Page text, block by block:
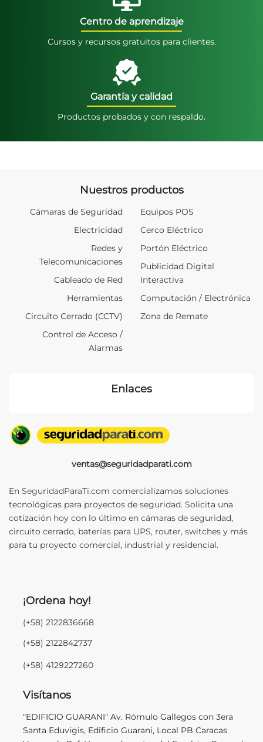
Centro de aprendizaje
Cursos y recursos gratuitos para clientes.
Garantía y calidad
Productos probados y con respaldo.
ventas@seguridadparati.com
En SeguridadParaTi.com comercializamos soluciones
tecnológicas para proyectos de seguridad. Solicita una
cotización hoy con lo último en cámaras de seguridad,
circuito cerrado, baterías para UPS, router, switches y más
para tu proyecto comercial, industrial y residencial.
¡Ordena hoy!
(+58) 2122836668
(+58) 2122842737
(+58) 4129227260
Visítanos
"EDIFICIO GUARANI" Av. Rómulo Gallegos con 3era
Santa Eduvigis, Edificio Guarani, Local PB Caracas
Nuestros productos
Cámaras de Seguridad
Electricidad
Redes y
Telecomunicaciones
Cableado de Red
Herramientas
Circuito Cerrado (CCTV)
Control de Acceso /
Alarmas
Equipos POS
Cerco Eléctrico
Portón Eléctrico
Publicidad Digital
Interactiva
Computación / Electrónica
Zona de Remate
Enlaces